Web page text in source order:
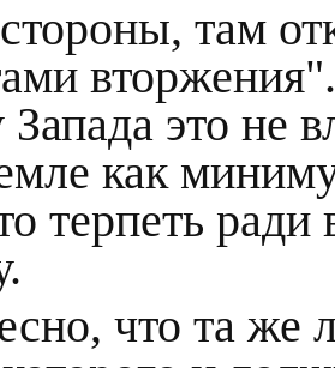
там
Запада это не
как
терпеть
что та же